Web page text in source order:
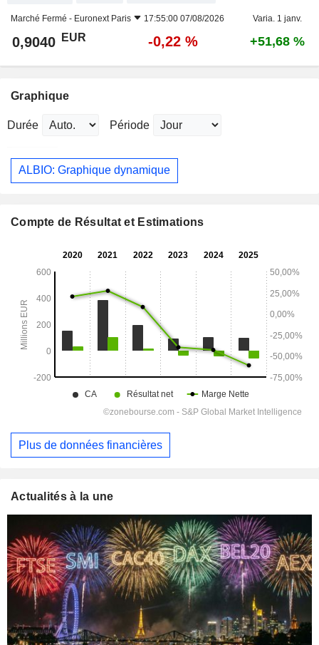
Marché Fermé - Euronext Paris 17:55:00 07/08/2026 Varia. 1 janv.
0,9040 EUR -0,22 % +51,68 %
Graphique
Durée Période
ALBIO: Graphique dynamique
Compte de Résultat et Estimations
Plus de données financières
Actualités à la une